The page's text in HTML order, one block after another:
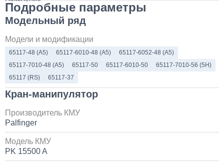
Установка системы контроля положения
самосвального кузова
Подробные параметры
Модельный ряд
Модели и модификации
65117-48 (A5) 65117-6010-48 (A5)
65117-6052-48 (A5)
65117-7010-48 (A5)
65117-50 65117-6010-50
65117-7010-56 (5Н)
65117 (RS)
65117-37
Кран-манипулятор
Производитель КМУ
Palfinger
Модель КМУ
PK 15500 A